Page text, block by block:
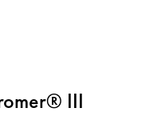
III